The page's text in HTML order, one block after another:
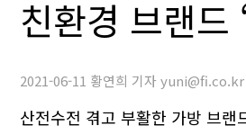
친환경 브랜드
2021-06-11 황연희 기자 yuni@fi.co.kr
산전수전 겪고 부활한 가방 브랜